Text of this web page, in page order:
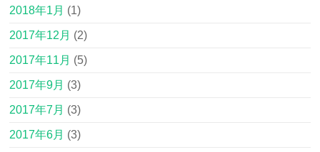
2018年1月 (1)
2017年12月 (2)
2017年11月 (5)
2017年9月 (3)
2017年7月 (3)
2017年6月 (3)